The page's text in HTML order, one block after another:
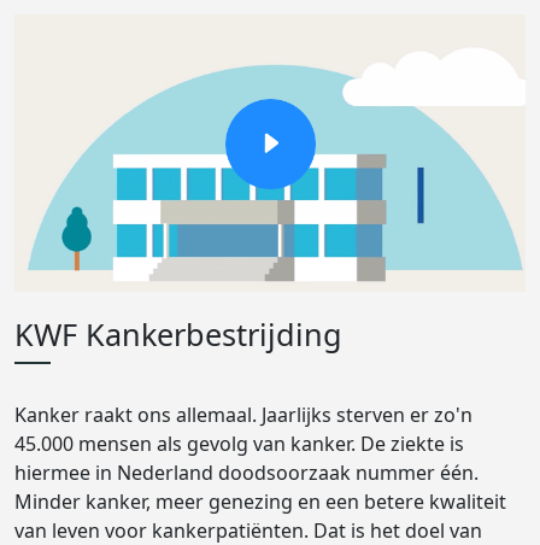
KWF Kankerbestrijding
Kanker raakt ons allemaal. Jaarlijks sterven er zo'n
45.000 mensen als gevolg van kanker. De ziekte is
hiermee in Nederland doodsoorzaak nummer één.
Minder kanker, meer genezing en een betere kwaliteit
van leven voor kankerpatiënten. Dat is het doel van